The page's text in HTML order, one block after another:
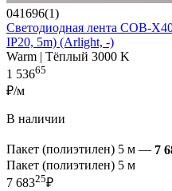
041696(1)
Светодиодная лента COB-
IP20, 5m) (Arlight, -)
Warm | Тёплый 3000 K
1 53665
₽/м
В наличии
Пакет (полиэтилен) 5 м — 7
Пакет (полиэтилен) 5 м
7 68325₽